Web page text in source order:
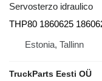
Servosterzo idraulico
THP80 1860625
Estonia, Tallinn
TruckParts Eesti OÜ